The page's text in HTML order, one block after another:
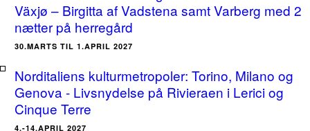
Växjø – Birgitta af Vadstena samt Varberg med 2
nætter på herregård
30.MARTS TIL 1.APRIL 2027
Norditaliens kulturmetropoler: Torino, Milano og
Genova - Livsnydelse på Rivieraen i Lerici og
Cinque Terre
4.-14.APRIL 2027